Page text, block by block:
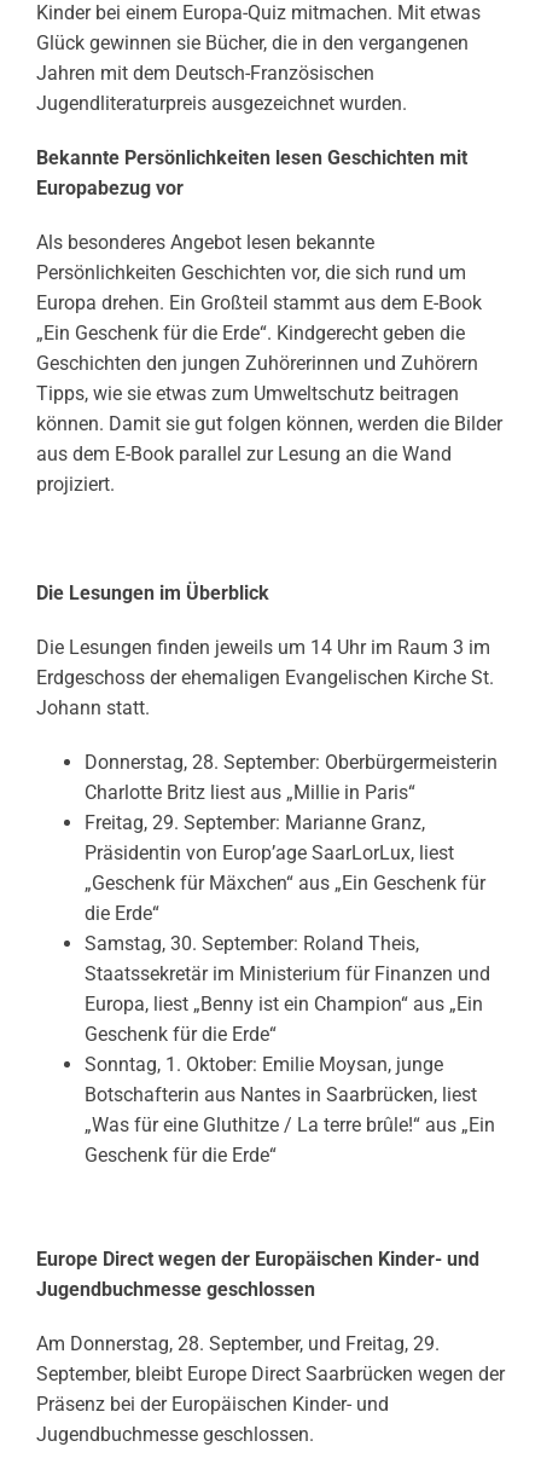
Kinder bei einem Europa-Quiz mitmachen. Mit etwas
Glück gewinnen sie Bücher, die in den vergangenen
Jahren mit dem Deutsch-Französischen
Jugendliteraturpreis ausgezeichnet wurden.
Bekannte Persönlichkeiten lesen Geschichten mit
Europabezug vor
Als besonderes Angebot lesen bekannte
Persönlichkeiten Geschichten vor, die sich rund um
Europa drehen. Ein Großteil stammt aus dem E-Book
„Ein Geschenk für die Erde“. Kindgerecht geben die
Geschichten den jungen Zuhörerinnen und Zuhörern
Tipps, wie sie etwas zum Umweltschutz beitragen
können. Damit sie gut folgen können, werden die Bilder
aus dem E-Book parallel zur Lesung an die Wand
projiziert.
Die Lesungen im Überblick
Die Lesungen finden jeweils um 14 Uhr im Raum 3 im
Erdgeschoss der ehemaligen Evangelischen Kirche St.
Johann statt.
Donnerstag, 28. September: Oberbürgermeisterin
Charlotte Britz liest aus „Millie in Paris“
Freitag, 29. September: Marianne Granz,
Präsidentin von Europ’age SaarLorLux, liest
„Geschenk für Mäxchen“ aus „Ein Geschenk für
die Erde“
Samstag, 30. September: Roland Theis,
Staatssekretär im Ministerium für Finanzen und
Europa, liest „Benny ist ein Champion“ aus „Ein
Geschenk für die Erde“
Sonntag, 1. Oktober: Emilie Moysan, junge
Botschafterin aus Nantes in Saarbrücken, liest
„Was für eine Gluthitze / La terre brûle!“ aus „Ein
Geschenk für die Erde“
Europe Direct wegen der Europäischen Kinder- und
Jugendbuchmesse geschlossen
Am Donnerstag, 28. September, und Freitag, 29.
September, bleibt Europe Direct Saarbrücken wegen der
Präsenz bei der Europäischen Kinder- und
Jugendbuchmesse geschlossen.